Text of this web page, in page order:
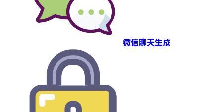
微信聊天生成